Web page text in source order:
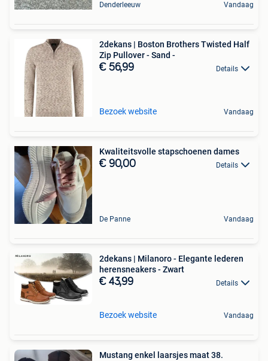
Denderleeuw Vandaag
2dekans | Boston Brothers Twisted Half
Zip Pullover - Sand -
€ 56,99 Details
Bezoek website Vandaag
Kwaliteitsvolle stapschoenen dames
€ 90,00 Details
De Panne Vandaag
2dekans | Milanoro - Elegante lederen
herensneakers - Zwart
€ 43,99 Details
Bezoek website Vandaag
Mustang enkel laarsjes maat 38.